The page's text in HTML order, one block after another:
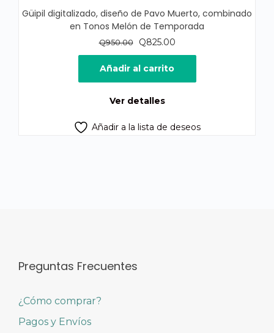
Güipil digitalizado, diseño de Pavo Muerto, combinado
en Tonos Melón de Temporada
Q950.00
El
precio
original
era:
Q825.00El
precio
es:
Añadir al carrito
Ver detalles
Añadir a la lista de deseos
Preguntas Frecuentes
¿Cómo comprar?
Pagos y Envíos